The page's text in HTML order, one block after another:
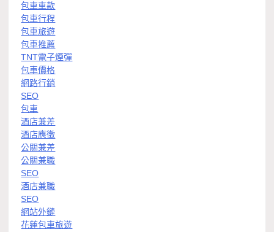
包車車款
包車行程
包車旅遊
包車推薦
TNT電子煙彈
包車價格
網路行銷
SEO
包車
酒店兼差
酒店應徵
公關兼差
公關兼職
SEO
酒店兼職
SEO
網站外鏈
花蓮包車旅遊